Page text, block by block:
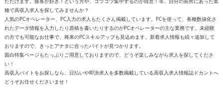
おりますので、きっとアナタに合ったバイトが見つかります。
面白特集ページもたっぷりご用意しておりますので、どうぞ楽しみながら求人を探してくださ
い！
高収入バイトをお探しなら、日払いや即決求人を多数掲載している高収入求人情報誌ドカントへ
どうぞお任せくださいませ！
All contents copyright © 2002-2025ドカント.com. All rights
reserved. 掲載記事、写真、イラストの無断転載を禁じます。